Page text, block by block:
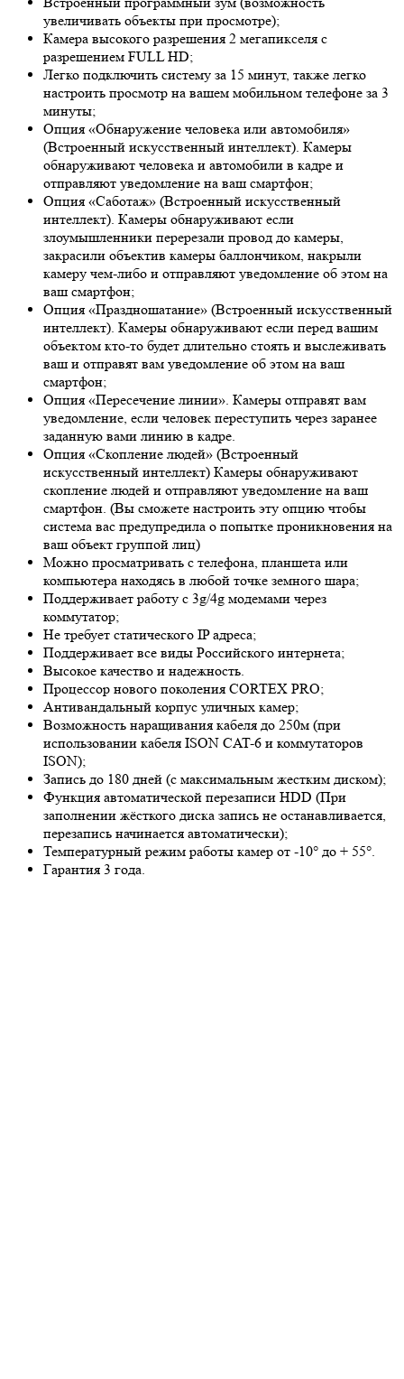
увеличивать объекты при просмотре);
Камера высокого разрешения 2 мегапикселя с
разрешением FULL HD;
Легко подключить систему за 15 минут, также легко
настроить просмотр на вашем мобильном телефоне за 3
минуты;
Опция «Обнаружение человека или автомобиля»
(Встроенный искусственный интеллект). Камеры
обнаруживают человека и автомобили в кадре и
отправляют уведомление на ваш смартфон;
Опция «Саботаж» (Встроенный искусственный
интеллект). Камеры обнаруживают если
злоумышленники перерезали провод до камеры,
закрасили объектив камеры баллончиком, накрыли
камеру чем-либо и отправляют уведомление об этом на
ваш смартфон;
Опция «Праздношатание» (Встроенный искусственный
интеллект). Камеры обнаруживают если перед вашим
объектом кто-то будет длительно стоять и выслеживать
ваш и отправят вам уведомление об этом на ваш
смартфон;
Опция «Пересечение линии». Камеры отправят вам
уведомление, если человек переступить через заранее
заданную вами линию в кадре.
Опция «Скопление людей» (Встроенный
искусственный интеллект) Камеры обнаруживают
скопление людей и отправляют уведомление на ваш
смартфон. (Вы сможете настроить эту опцию чтобы
система вас предупредила о попытке проникновения на
ваш объект группой лиц)
Можно просматривать с телефона, планшета или
компьютера находясь в любой точке земного шара;
Поддерживает работу с 3g/4g модемами через
коммутатор;
Не требует статического IP адреса;
Поддерживает все виды Российского интернета;
Высокое качество и надежность.
Процессор нового поколения CORTEX PRO;
Антивандальный корпус уличных камер;
Возможность наращивания кабеля до 250м (при
использовании кабеля ISON CAT-6 и коммутаторов
ISON);
Запись до 180 дней (с максимальным жестким диском);
Функция автоматической перезаписи HDD (При
заполнении жёсткого диска запись не останавливается,
перезапись начинается автоматически);
Температурный режим работы камер от -10° до + 55°.
Гарантия 3 года.